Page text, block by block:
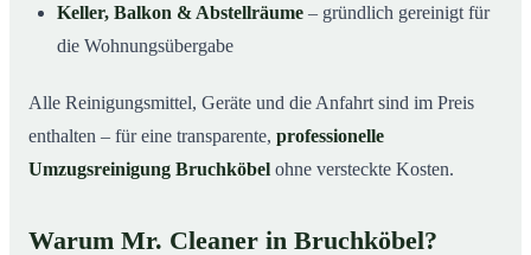
Keller, Balkon & Abstellräume – gründlich gereinigt für
die Wohnungsübergabe
Alle Reinigungsmittel, Geräte und die Anfahrt sind im Preis
enthalten – für eine transparente, professionelle
Umzugsreinigung Bruchköbel ohne versteckte Kosten.
Warum Mr. Cleaner in Bruchköbel?